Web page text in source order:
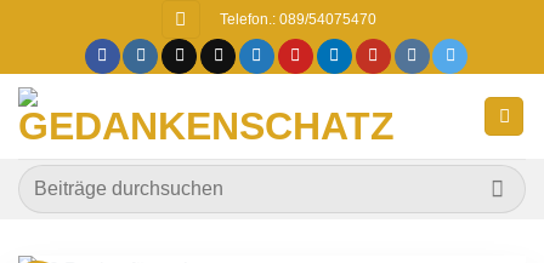
springen
Telefon.: 089/54075470